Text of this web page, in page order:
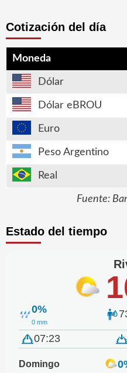
Cotización del día
Moneda
Dólar
Dólar eBROU
Euro
Peso Argentino
Real
Fuente:
Estado del tiempo
0%
0 mm
07:23
Domingo